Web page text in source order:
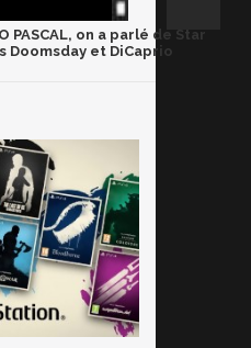
PASCAL, on a parlé de Star
Doomsday et DiCaprio